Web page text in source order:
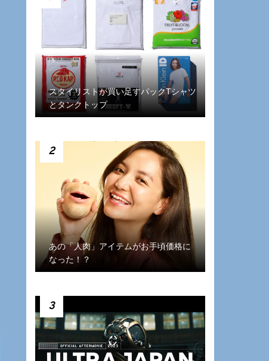
スタイリストが買い足すパックTシャツ
とタンクトップ
2
あの「人肉」アイテムがお手頃価格に
なった！？
3